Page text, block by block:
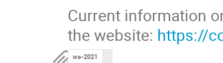
Current information
the website: https://
ws-2021